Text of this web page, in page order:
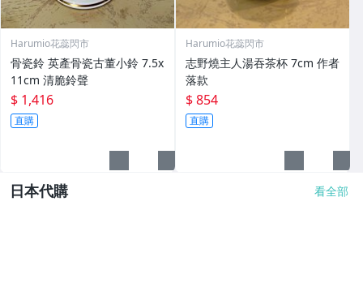
Harumio花蕊閃市
骨瓷鈴 英產骨瓷古董小鈴 7.5x
11cm 清脆鈴聲
$ 1,416
直購
Harumio花蕊閃市
志野燒主人湯吞茶杯 7cm 作者
落款
$ 854
直購
日本代購 看全部